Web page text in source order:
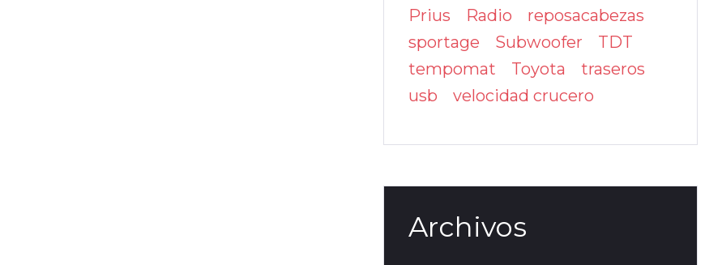
Prius
Radio
reposacabezas
sportage
Subwoofer
TDT
tempomat
Toyota
traseros
usb
velocidad crucero
Archivos